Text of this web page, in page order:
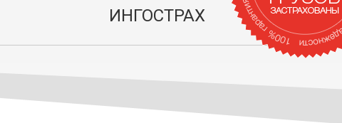
ИНГОСТРАХ